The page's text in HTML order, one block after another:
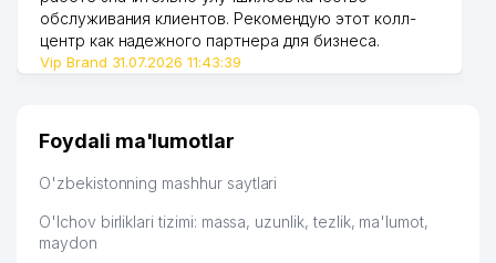
обслуживания клиентов. Рекомендую этот колл-
центр как надежного партнера для бизнеса.
Vip Brand 31.07.2026 11:43:39
Foydali ma'lumotlar
O'zbekistonning mashhur saytlari
O'lchov birliklari tizimi: massa, uzunlik, tezlik, ma'lumot,
maydon